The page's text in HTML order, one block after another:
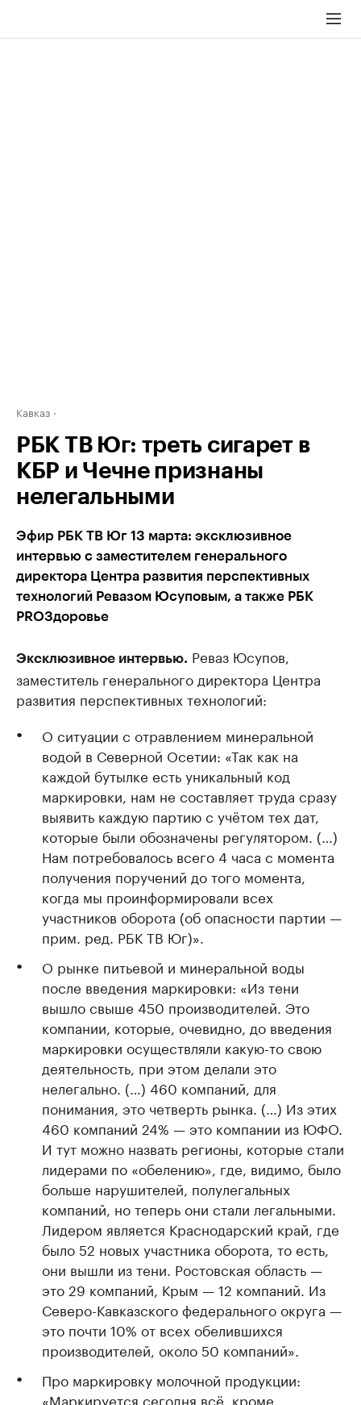
Кавказ
РБК ТВ Юг: треть сигарет в
КБР и Чечне признаны
нелегальными
Эфир РБК ТВ Юг 13 марта: эксклюзивное
интервью с заместителем генерального
директора Центра развития перспективных
технологий Ревазом Юсуповым, а также РБК
PROЗдоровье
Эксклюзивное интервью. Реваз Юсупов,
заместитель генерального директора Центра
развития перспективных технологий:
О ситуации с отравлением минеральной
водой в Северной Осетии: «Так как на
каждой бутылке есть уникальный код
маркировки, нам не составляет труда сразу
выявить каждую партию с учётом тех дат,
которые были обозначены регулятором. (…)
Нам потребовалось всего 4 часа с момента
получения поручений до того момента,
когда мы проинформировали всех
участников оборота (об опасности партии —
прим. ред. РБК ТВ Юг)».
О рынке питьевой и минеральной воды
после введения маркировки: «Из тени
вышло свыше 450 производителей. Это
компании, которые, очевидно, до введения
маркировки осуществляли какую-то свою
деятельность, при этом делали это
нелегально. (…) 460 компаний, для
понимания, это четверть рынка. (…) Из этих
460 компаний 24% — это компании из ЮФО.
И тут можно назвать регионы, которые стали
лидерами по «обелению», где, видимо, было
больше нарушителей, полулегальных
компаний, но теперь они стали легальными.
Лидером является Краснодарский край, где
было 52 новых участника оборота, то есть,
они вышли из тени. Ростовская область —
это 29 компаний, Крым — 12 компаний. Из
Северо-Кавказского федерального округа —
это почти 10% от всех обелившихся
производителей, около 50 компаний».
Про маркировку молочной продукции:
«Маркируется сегодня всё, кроме